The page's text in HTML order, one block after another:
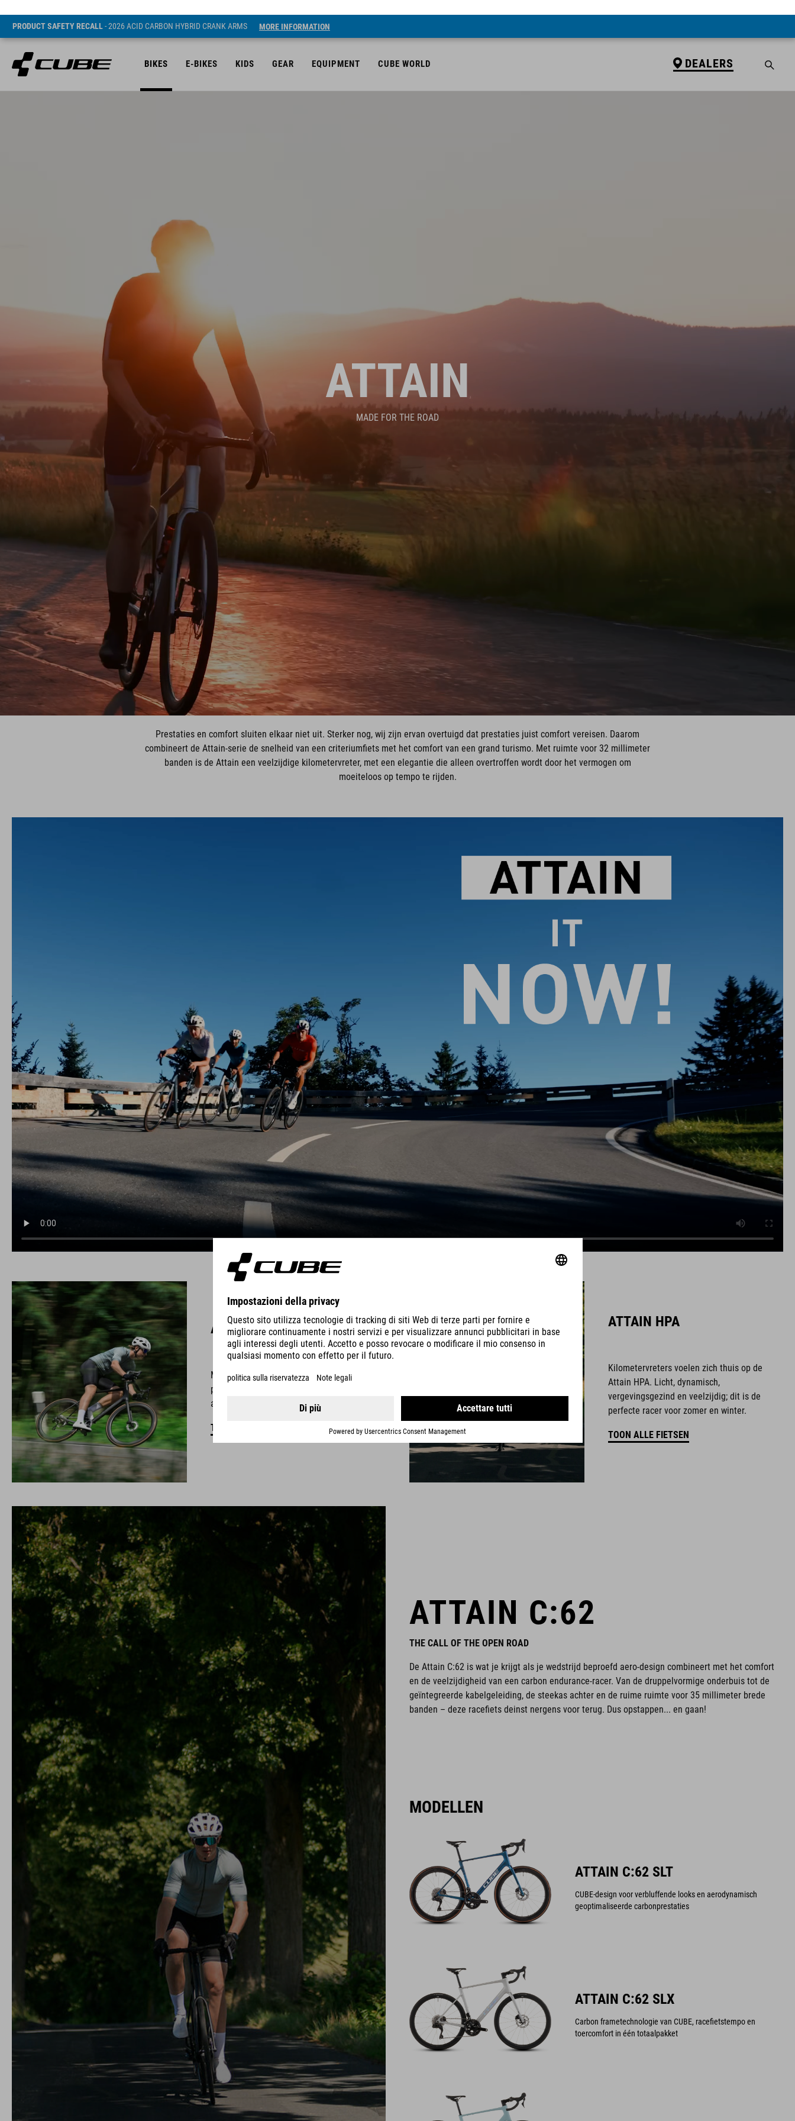
ATTAIN
MADE FOR THE ROAD
Prestaties en comfort sluiten elkaar niet uit. Sterker nog, wij zijn ervan overtuigd dat prestaties juist comfort vereisen. Daarom
combineert de Attain-serie de snelheid van een criteriumfiets met het comfort van een grand turismo. Met ruimte voor 32 millimeter
banden is de Attain een veelzijdige kilometervreter, met een elegantie die alleen overtroffen wordt door het vermogen om
moeiteloos op tempo te rijden.
ATTAIN C:62
Met z’n strakke carbon frame van ons
premium C:62®-carbon is de Attain C:62 niet
alleen snel, maar ook comfortabel.
TOON ALLE FIETSEN
ATTAIN HPA
Kilometervreters voelen zich thuis op de
Attain HPA. Licht, dynamisch,
vergevingsgezind en veelzijdig; dit is de
perfecte racer voor zomer en winter.
TOON ALLE FIETSEN
ATTAIN C:62
THE CALL OF THE OPEN ROAD
De Attain C:62 is wat je krijgt als je wedstrijd beproefd aero-design combineert met het comfort
en de veelzijdigheid van een carbon endurance-racer. Van de druppelvormige onderbuis tot de
geïntegreerde kabelgeleiding, de steekas achter en de ruime ruimte voor 35 millimeter brede
banden – deze racefiets deinst nergens voor terug. Dus opstappen... en gaan!
MODELLEN
ATTAIN C:62 SLT
CUBE-design voor verbluffende looks en aerodynamisch
geoptimaliseerde carbonprestaties
ATTAIN C:62 SLX
Carbon frametechnologie van CUBE, racefietstempo en
toercomfort in één totaalpakket